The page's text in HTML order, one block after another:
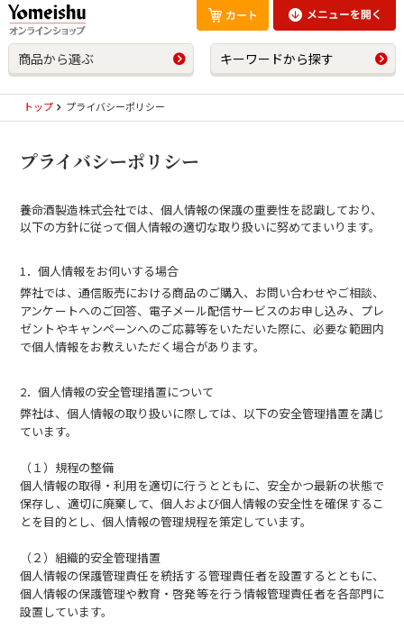
商品から選ぶ キーワードから探す
トップ プライバシーポリシー
プライバシーポリシー
養命酒製造株式会社では、個人情報の保護の重要性を認識しており、
以下の方針に従って個人情報の適切な取り扱いに努めてまいります。
1．個人情報をお伺いする場合
弊社では、通信販売における商品のご購入、お問い合わせやご相談、
アンケートへのご回答、電子メール配信サービスのお申し込み、プレ
ゼントやキャンペーンへのご応募等をいただいた際に、必要な範囲内
で個人情報をお教えいただく場合があります。
2．個人情報の安全管理措置について
弊社は、個人情報の取り扱いに際しては、以下の安全管理措置を講じ
ています。
（１）規程の整備
個人情報の取得・利用を適切に行うとともに、安全かつ最新の状態で
保存し、適切に廃棄して、個人および個人情報の安全性を確保するこ
とを目的とし、個人情報の管理規程を策定しています。
（２）組織的安全管理措置
個人情報の保護管理責任を統括する管理責任者を設置するとともに、
個人情報の保護管理や教育・啓発等を行う情報管理責任者を各部門に
設置しています。